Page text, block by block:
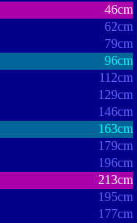
46cm
62cm
79cm
96cm
112cm
129cm
146cm
163cm
179cm
196cm
213cm
195cm
177cm